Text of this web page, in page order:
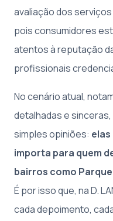
avaliação dos
pois consumidores
atentos à reputação
profissionais
No cenário atual,
detalhadas e
simples opiniões:
importa para quem
bairros como
É por isso que, na D.
cada depoimento,